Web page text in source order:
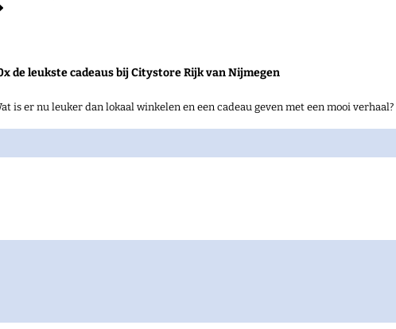
de leukste cadeaus bij Citystore Rijk van Nijmegen
is er nu leuker dan lokaal winkelen en een cadeau geven met een mooi